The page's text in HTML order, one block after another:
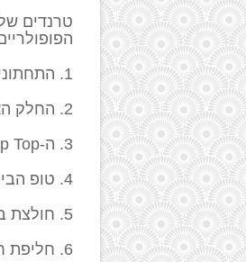
טרנדים
1. התחתונים בגזרה גבוהה
2. החלק האחד עם אווירת רטרו
3. ה-Crop Top
4. טופ הביקיני עם רצועות
5. חולצת ביקיני עם צווארון גבוה
6. חליפת חלק אחד בגזרה גבוהה